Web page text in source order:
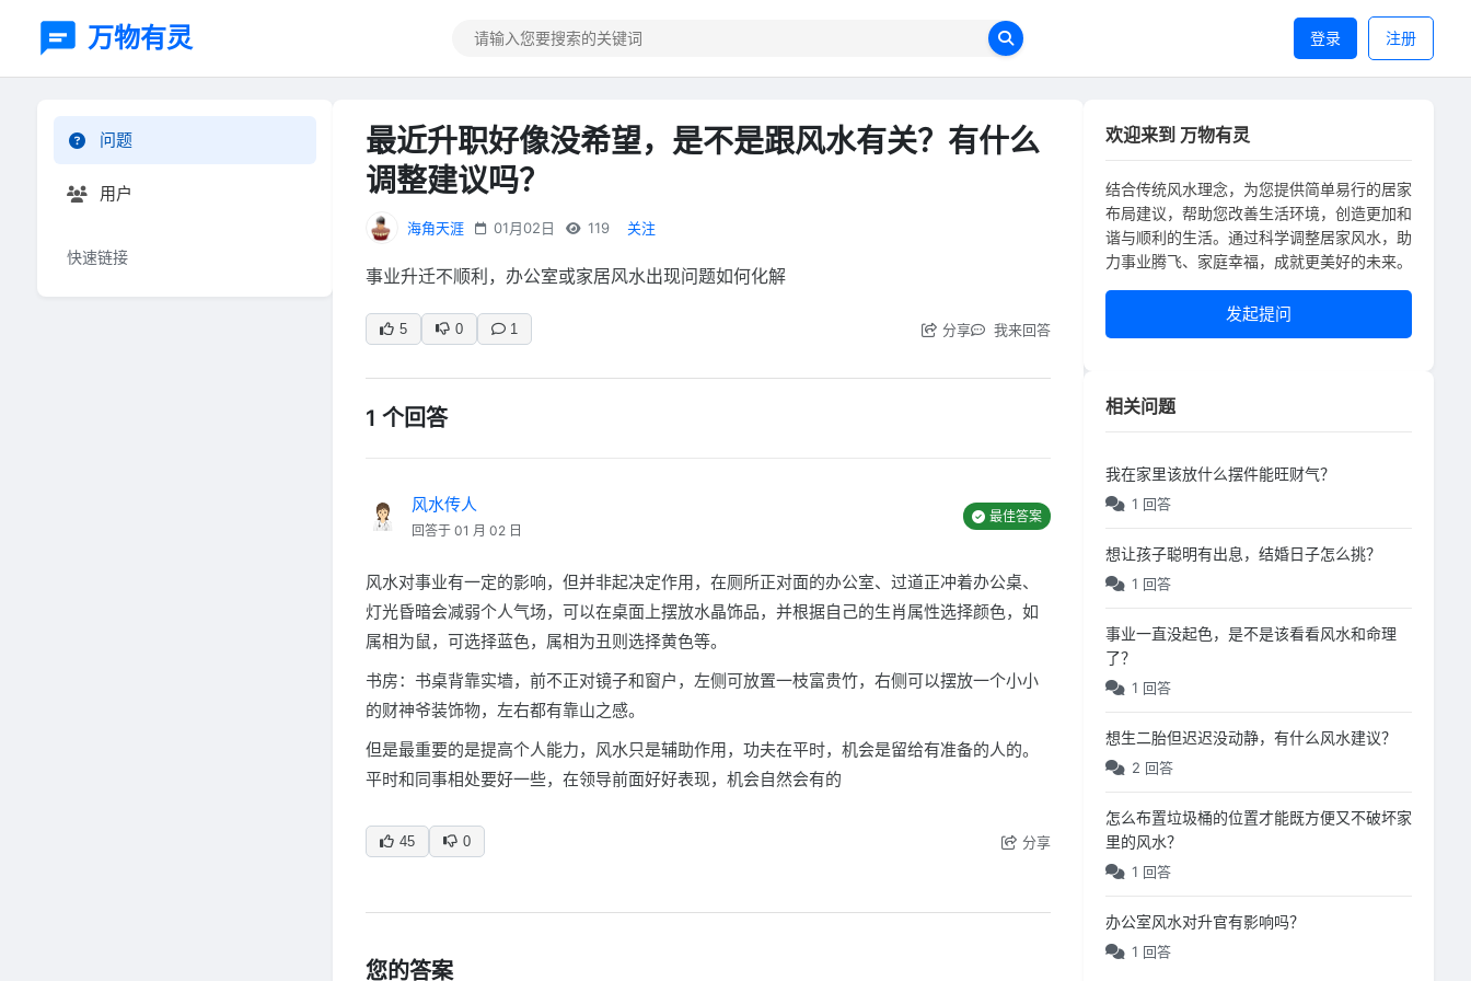
万物有灵 登录 注册
问题
用户
快速链接
最近升职好像没希望，是不是跟风水有关？有什么
调整建议吗？
海角天涯 01月02日 119 关注
事业升迁不顺利，办公室或家居风水出现问题如何化解
5 0 1 分享 我来回答
1 个回答
风水传人
回答于 01 月 02 日
最佳答案
风水对事业有一定的影响，但并非起决定作用，在厕所正对面的办公室、过道正冲着办公桌、
灯光昏暗会减弱个人气场，可以在桌面上摆放水晶饰品，并根据自己的生肖属性选择颜色，如
属相为鼠，可选择蓝色，属相为丑则选择黄色等。
书房：书桌背靠实墙，前不正对镜子和窗户，左侧可放置一枝富贵竹，右侧可以摆放一个小小
的财神爷装饰物，左右都有靠山之感。
但是最重要的是提高个人能力，风水只是辅助作用，功夫在平时，机会是留给有准备的人的。
平时和同事相处要好一些，在领导前面好好表现，机会自然会有的
45 0 分享
您的答案
欢迎来到 万物有灵
结合传统风水理念，为您提供简单易行的居家
布局建议，帮助您改善生活环境，创造更加和
谐与顺利的生活。通过科学调整居家风水，助
力事业腾飞、家庭幸福，成就更美好的未来。
发起提问
相关问题
我在家里该放什么摆件能旺财气？
1 回答
想让孩子聪明有出息，结婚日子怎么挑？
1 回答
事业一直没起色，是不是该看看风水和命理
了？
1 回答
想生二胎但迟迟没动静，有什么风水建议？
2 回答
怎么布置垃圾桶的位置才能既方便又不破坏家
里的风水？
1 回答
办公室风水对升官有影响吗？
1 回答